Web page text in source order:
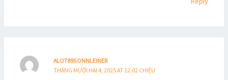
ALO789SONNLEINER
THÁNG MƯỜI HAI 4, 2025 AT 12:02 CHIỀU